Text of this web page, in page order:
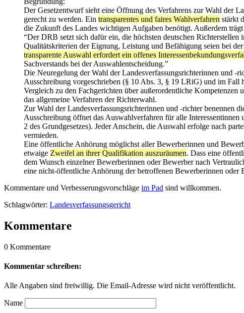
Der Gesetzentwurf sieht eine Öffnung des Verfahrens zur Wahl der
gerecht zu werden. Ein transparentes und faires Wahlverfahren stärkt
die Zukunft des Landes wichtigen Aufgaben benötigt. Außerdem
“Der DRB setzt sich dafür ein, die höchsten deutschen Richterstellen
Qualitätskriterien der Eignung, Leistung und Befähigung seien bei
transparente Auswahl erfordert ein offenes
Sachverstands bei der Auswahlentscheidung.”
Die Neuregelung der Wahl der Landesverfassungsrichterinnen und -
Ausschreibung vorgeschrieben (§ 10 Abs. 3, § 19 LRiG) und im Fall
Vergleich zu den Fachgerichten über außerordentliche
das allgemeine Verfahren der Richterwahl.
Zur Wahl der Landesverfassungsrichterinnen und -richter benennen
Ausschreibung öffnet das Auswahlverfahren für alle Interessentinnen
2 des Grundgesetzes). Jeder Anschein, die Auswahl erfolge nach
vermieden.
Eine öffentliche Anhörung möglichst aller Bewerberinnen und
etwaige Zweifel an ihrer Qualifikation auszuräumen. Dass eine
dem Wunsch einzelner Bewerberinnen oder Bewerber nach
eine nicht-öffentliche Anhörung der betroffenen Bewerberinnen oder
Kommentare und Verbesserungsvorschläge im Pad sind willkommen.
Schlagwörter: Landesverfassungsgericht
Kommentare
0 Kommentare
Kommentar schreiben:
Alle Angaben sind freiwillig. Die Email-Adresse wird nicht veröffentlicht.
Name